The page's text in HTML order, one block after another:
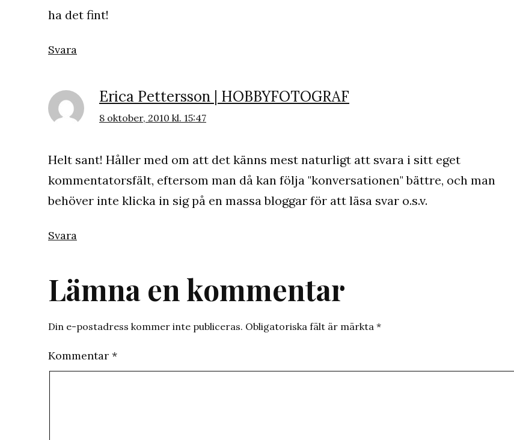
ha det fint!
Svara
Erica Pettersson | HOBBYFOTOGRAF
8 oktober, 2010 kl. 15:47
Helt sant! Håller med om att det känns mest naturligt att svara i sitt eget
kommentatorsfält, eftersom man då kan följa "konversationen" bättre, och man
behöver inte klicka in sig på en massa bloggar för att läsa svar o.s.v.
Svara
Lämna en kommentar
Din e-postadress kommer inte publiceras. Obligatoriska fält är märkta *
Kommentar *